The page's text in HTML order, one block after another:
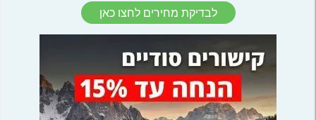
לבדיקת מחירים לחצו כאן